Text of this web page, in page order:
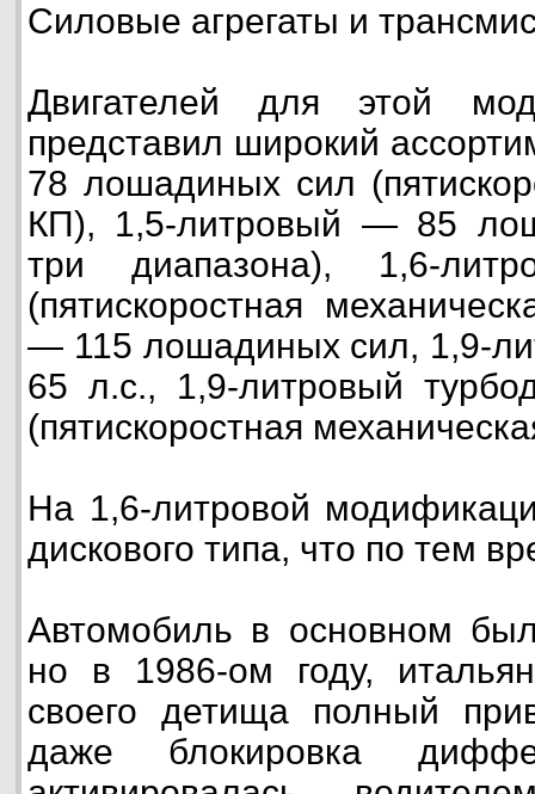
Силовые агрегаты и
Двигателей для этой
представил широкий
78 лошадиных сил
КП), 1,5-литровый — 85
три диапазона), 1,6-
(пятискоростная
— 115 лошадиных сил, 1,9-
65 л.с., 1,9-литровый
(пятискоростная
На 1,6-литровой
дискового типа, что по тем
Автомобиль в основном
но в 1986-ом году,
своего детища полный
даже блокировка